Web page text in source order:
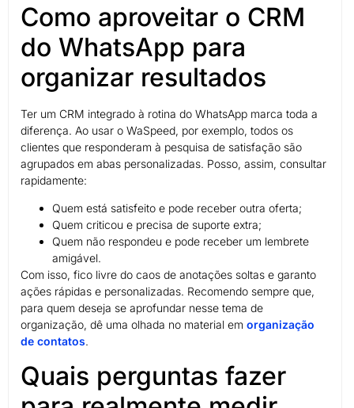
Como aproveitar o CRM
do WhatsApp para
organizar resultados
Ter um CRM integrado à rotina do WhatsApp marca toda a
diferença. Ao usar o WaSpeed, por exemplo, todos os
clientes que responderam à pesquisa de satisfação são
agrupados em abas personalizadas. Posso, assim, consultar
rapidamente:
Quem está satisfeito e pode receber outra oferta;
Quem criticou e precisa de suporte extra;
Quem não respondeu e pode receber um lembrete
amigável.
Com isso, fico livre do caos de anotações soltas e garanto
ações rápidas e personalizadas. Recomendo sempre que,
para quem deseja se aprofundar nesse tema de
organização, dê uma olhada no material em organização
de contatos.
Quais perguntas fazer